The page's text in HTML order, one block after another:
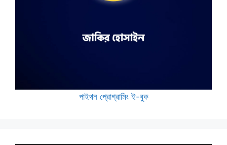
পাইথন প্রোগ্রামিং ই-বুক